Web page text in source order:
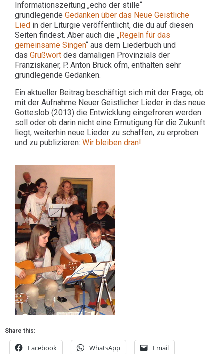
Informationszeitung „echo der stille“
grundlegende Gedanken über das Neue Geistliche
Lied in der Liturgie veröffentlicht, die du auf diesen
Seiten findest. Aber auch die „Regeln für das
gemeinsame Singen“ aus dem Liederbuch und
das Grußwort des damaligen Provinzials der
Franziskaner, P. Anton Bruck ofm, enthalten sehr
grundlegende Gedanken.
Ein aktueller Beitrag beschäftigt sich mit der Frage, ob
mit der Aufnahme Neuer Geistlicher Lieder in das neue
Gotteslob (2013) die Entwicklung eingefroren werden
soll oder ob darin nicht eine Ermutigung für die Zukunft
liegt, weiterhin neue Lieder zu schaffen, zu erproben
und zu publizieren: Wir bleiben dran!
Share this:
Facebook WhatsApp Email